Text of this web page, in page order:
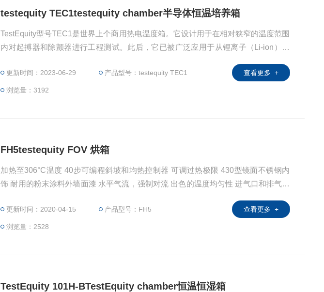
testequity TEC1testequity chamber半导体恒温培养箱
TestEquity型号TEC1是世界上个商用热电温度箱。它设计用于在相对狭窄的温度范围
内对起搏器和除颤器进行工程测试。此后，它已被广泛应用于从锂离子（Li-ion）电
需要少量加热或冷却的应用。终的设计比使用压缩机的传统制冷系统更安静，更可
靠，更紧凑且重量更轻。
更新时间：2023-06-29 产品型号：testequity TEC1
浏览量：3192
查看更多 +
FH5testequity FOV 烘箱
加热至306°C温度 40步可编程斜坡和均热控制器 可调过热极限 430型镜面不锈钢内
饰 耐用的粉末涂料外墙面漆 水平气流，强制对流 出色的温度均匀性 进气口和排气口
保修 美国制造
更新时间：2020-04-15 产品型号：FH5
浏览量：2528
查看更多 +
TestEquity 101H-BTestEquity chamber恒温恒湿箱